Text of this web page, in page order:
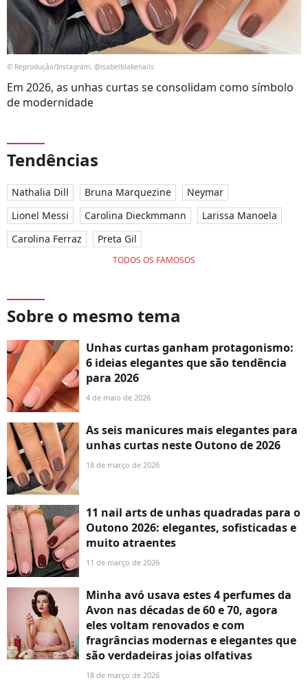
© Reprodução/Instagram, @isabelblakenails
Em 2026, as unhas curtas se consolidam como símbolo
de modernidade
Tendências
Nathalia Dill Bruna Marquezine
Neymar
Lionel Messi
Carolina Dieckmmann
Larissa Manoela
Carolina Ferraz
Preta Gil
TODOS OS FAMOSOS
Sobre o mesmo tema
Unhas curtas ganham protagonismo:
6 ideias elegantes que são tendência
para 2026
4 de maio de 2026
As seis manicures mais elegantes para
unhas curtas neste Outono de 2026
18 de março de 2026
11 nail arts de unhas quadradas para o
Outono 2026: elegantes, sofisticadas e
muito atraentes
11 de março de 2026
Minha avó usava estes 4 perfumes da
Avon nas décadas de 60 e 70, agora
eles voltam renovados e com
fragrâncias modernas e elegantes que
são verdadeiras joias olfativas
18 de março de 2026